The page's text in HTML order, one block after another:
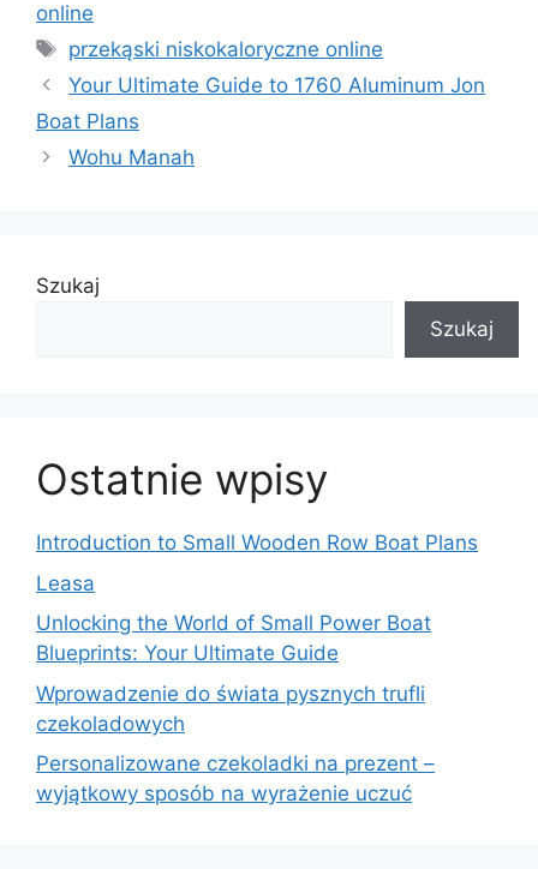
online
Tagi
przekąski niskokaloryczne online
Your Ultimate Guide to 1760 Aluminum Jon
Boat Plans
Wohu Manah
Szukaj
Szukaj
Ostatnie wpisy
Introduction to Small Wooden Row Boat Plans
Leasa
Unlocking the World of Small Power Boat
Blueprints: Your Ultimate Guide
Wprowadzenie do świata pysznych trufli
czekoladowych
Personalizowane czekoladki na prezent –
wyjątkowy sposób na wyrażenie uczuć